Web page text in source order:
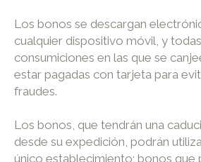
Los bonos se descargan
cualquier dispositivo móvil, y
consumiciones en las que se
estar pagadas con tarjeta para
fraudes.
Los bonos, que tendrán una
desde su expedición, podrán
único establecimiento; bonos que